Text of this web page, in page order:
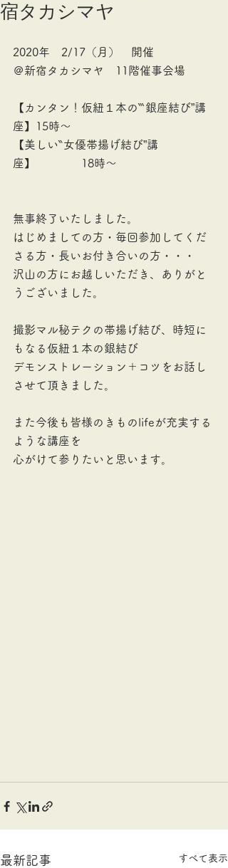
宿タカシマヤ
2020年　2/17（月）　開催
＠新宿タカシマヤ　11階催事会場
【カンタン！仮紐１本の‷銀座結び”講
座】15時～
【美しい‶女優帯揚げ結び”講
座】　　　　18時～
無事終了いたしました。
はじめましての方・毎回参加してくだ
さる方・長いお付き合いの方・・・
沢山の方にお越しいただき、ありがと
うございました。
撮影マル秘テクの帯揚げ結び、時短に
もなる仮紐１本の銀結び
デモンストレーション＋コツをお話し
させて頂きました。
また今後も皆様のきものlifeが充実する
ような講座を
心がけて参りたいと思います。
最新記事 すべて表示